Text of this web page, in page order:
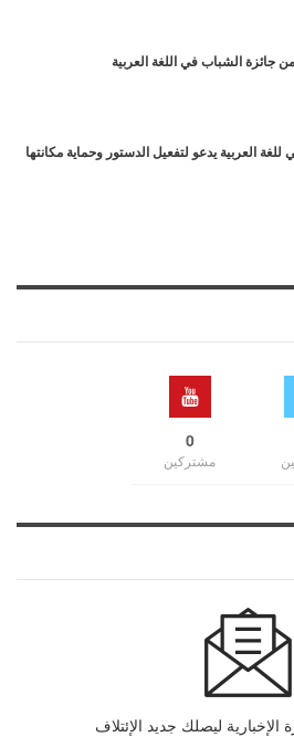
من جائزة الشباب في اللغة العربية
للغة العربية يدعو لتفعيل الدستور وحماية مكانتها
0
مشتركين
ليصلك جديد الإئتلاف